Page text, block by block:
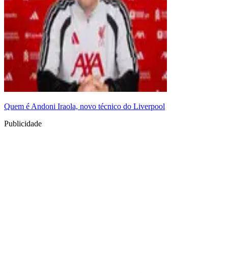
Quem é Andoni Iraola, novo técnico do Liverpool
Publicidade